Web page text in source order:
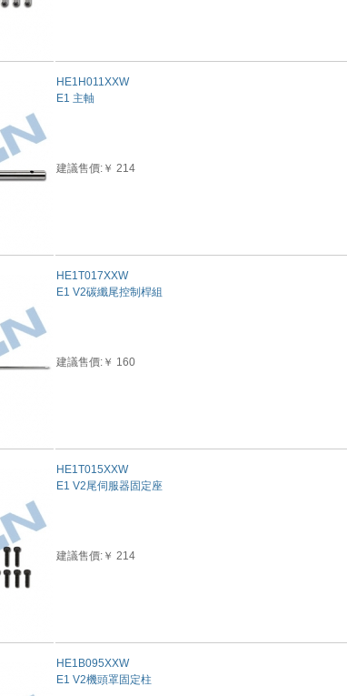
HE1H011XXW
E1 主軸
建議售價:￥ 214
HE1T017XXW
E1 V2碳纖尾控制桿組
建議售價:￥ 160
HE1T015XXW
E1 V2尾伺服器固定座
建議售價:￥ 214
HE1B095XXW
E1 V2機頭罩固定柱